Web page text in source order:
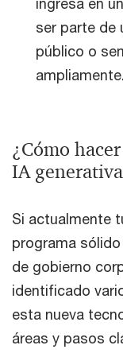
ser parte de
público o
ampliamente.
¿Cómo
IA
Si actualmente
programa
de gobierno
identificado
esta nueva
áreas y pasos